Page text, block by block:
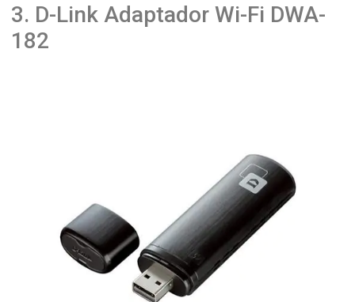
3. D-Link Adaptador Wi-Fi DWA-
182